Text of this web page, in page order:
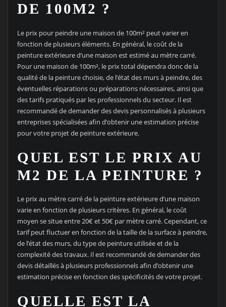
DE 100M2 ?
Le prix pour peindre une maison de 100m² peut varier en
fonction de plusieurs éléments. En général, le coût de la
peinture extérieure d’une maison est estimé au mètre carré.
Pour une maison de 100m², le prix total dépendra donc de la
qualité de la peinture choisie, de l’état des murs à peindre, des
éventuelles réparations ou préparations nécessaires, ainsi que
des tarifs pratiqués par les professionnels du secteur. Il est
recommandé de demander des devis personnalisés à plusieurs
entreprises spécialisées afin d’obtenir une estimation précise
pour votre projet de peinture extérieure.
QUEL EST LE PRIX AU
M2 DE LA PEINTURE ?
Le prix au mètre carré de la peinture extérieure d’une maison
varie en fonction de plusieurs critères. En général, le coût
moyen se situe entre 20€ et 50€ par mètre carré. Cependant, ce
tarif peut fluctuer en fonction de la taille de la surface à peindre,
de l’état des murs, du type de peinture utilisée et de la
complexité des travaux. Il est recommandé de demander des
devis détaillés à plusieurs professionnels afin d’obtenir une
estimation précise en fonction des spécificités de votre projet.
QUELLE EST LA